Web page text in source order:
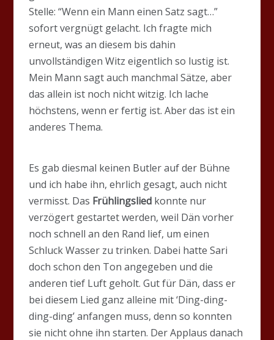
Stelle: “Wenn ein Mann einen Satz sagt…”
sofort vergnügt gelacht. Ich fragte mich
erneut, was an diesem bis dahin
unvollständigen Witz eigentlich so lustig ist.
Mein Mann sagt auch manchmal Sätze, aber
das allein ist noch nicht witzig. Ich lache
höchstens, wenn er fertig ist. Aber das ist ein
anderes Thema.
Es gab diesmal keinen Butler auf der Bühne
und ich habe ihn, ehrlich gesagt, auch nicht
vermisst. Das Frühlingslied konnte nur
verzögert gestartet werden, weil Dän vorher
noch schnell an den Rand lief, um einen
Schluck Wasser zu trinken. Dabei hatte Sari
doch schon den Ton angegeben und die
anderen tief Luft geholt. Gut für Dän, dass er
bei diesem Lied ganz alleine mit ‘Ding-ding-
ding-ding’ anfangen muss, denn so konnten
sie nicht ohne ihn starten. Der Applaus danach